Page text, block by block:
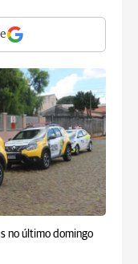
no último domingo